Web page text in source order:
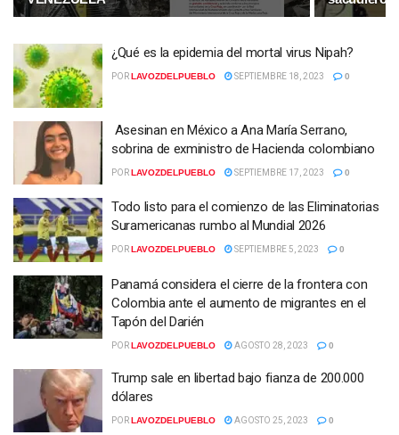
¿Qué es la epidemia del mortal virus Nipah?
PORLAVOZDELPUEBLO SEPTIEMBRE 18, 2023 0
Asesinan en México a Ana María Serrano,
sobrina de exministro de Hacienda colombiano
PORLAVOZDELPUEBLO SEPTIEMBRE 17, 2023 0
Todo listo para el comienzo de las Eliminatorias
Suramericanas rumbo al Mundial 2026
PORLAVOZDELPUEBLO SEPTIEMBRE 5, 2023 0
Panamá considera el cierre de la frontera con
Colombia ante el aumento de migrantes en el
Tapón del Darién
PORLAVOZDELPUEBLO AGOSTO 28, 2023 0
Trump sale en libertad bajo fianza de 200.000
dólares
PORLAVOZDELPUEBLO AGOSTO 25, 2023 0